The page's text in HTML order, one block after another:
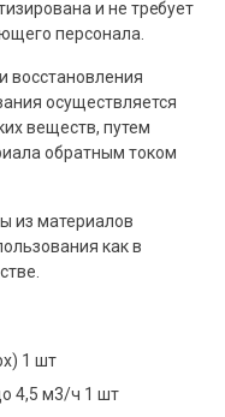
и не требует
персонала.
восстановления
осуществляется
веществ, путем
обратным током
из материалов
как в
1 шт
4,5 м3/ч 1 шт